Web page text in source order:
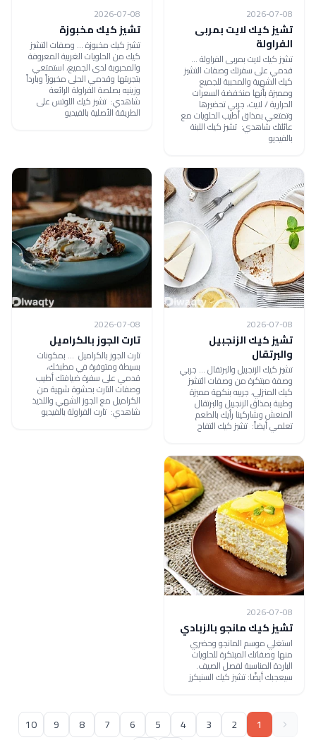
2026-07-08
تشيز كيك لايت بمربى
الفراولة
تشيز كيك لايت بمربى الفراولة ...
قدمي على سفرتك وصفات التشيز
كيك الشهية والمحببة للجميع
ومميزة بأنها منخفضة السعرات
الحرارية / لايت، جربي تحضيرها
وتمتعي بمذاق أطيب الحلويات مع
عائلتك شاهدي: تشيز كيك اللبنة
بالفيديو
2026-07-08
تشيز كيك مخبوزة
تشيز كيك مخبوزة ... وصفات التشيز
كيك من الحلويات الغربية المعروفة
والمحبوبة لدى الجميع، استمتعي
بتجربتها وقدمي الحلى مخبوزاً وبارداً
وزينيه بصلصة الفراولة الرائعة
شاهدي: تشيز كيك اللوتس على
الطريقة الأصلية بالفيديو
2026-07-08
تشيز كيك الزنجبيل
والبرتقال
تشيز كيك الزنجبيل والبرتقال ... جربي
وصفة مبتكرة من وصفات التشيز
كيك المنزلي، جربيه بنكهة مميزة
وطيبة بمذاق الزنجبيل والبرتقال
المنعش وشاركينا رأيك بالطعم
تعلمي أيضاً: تشيز كيك التفاح
2026-07-08
تارت الجوز بالكراميل
تارت الجوز بالكراميل ... بمكونات
بسيطة ومتوفرة في مطبخك،
قدمي على سفرة ضيافتك أطيب
وصفات التارت بحشوة شهية من
الكراميل مع الجوز الشهي واللذيذ
شاهدي: تارت الفراولة بالفيديو
2026-07-08
تشيز كيك مانجو بالزبادي
استغلي موسم المانجو وحضري
منها وصفاتك المبتكرة للحلويات
الباردة المناسبة لفصل الصيف.
سيعجبك أيضًا: تشيز كيك السنيكرز
1
2
3
4
5
6
7
8
9
10